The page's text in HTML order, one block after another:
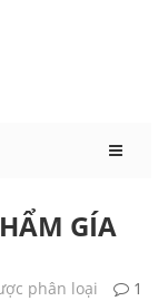
GÍA
phân loại
1